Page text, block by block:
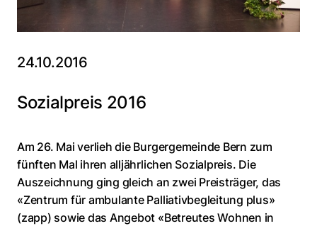
24.10.2016
Sozialpreis 2016
Am 26. Mai verlieh die Burgergemeinde Bern zum
fünften Mal ihren alljährlichen Sozialpreis. Die
Auszeichnung ging gleich an zwei Preisträger, das
«Zentrum für ambulante Palliativbegleitung plus»
(zapp) sowie das Angebot «Betreutes Wohnen in